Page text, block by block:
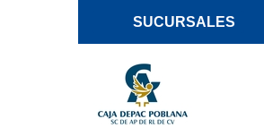
SUCURSALES